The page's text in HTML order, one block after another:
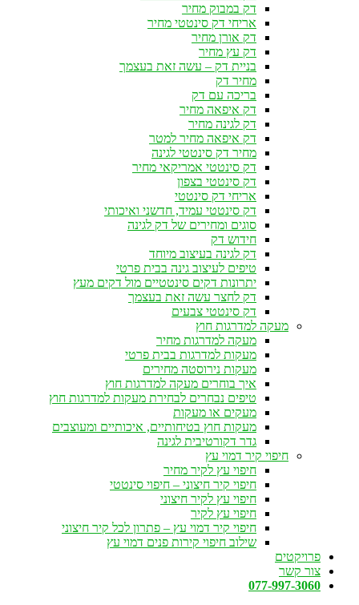
דק במבוק מחיר
אריחי דק סינטטי מחיר
דק אורן מחיר
דק עץ מחיר
בניית דק – עשה זאת בעצמך
מחיר דק
בריכה עם דק
דק איפאה מחיר
דק לגינה מחיר
דק איפאה מחיר למטר
מחיר דק סינטטי לגינה
דק סינטטי אמריקאי מחיר
דק סינטטי בצפון
אריחי דק סינטטי
דק סינטטי עמיד, חדשני ואיכותי
סוגים ומחירים של דק לגינה
חידוש דק
דק לגינה בעיצוב מיוחד
טיפים לעיצוב גינה בבית פרטי
יתרונות דקים סינטטיים מול דקים מעץ
דק לחצר עשה זאת בעצמך
דק סינטטי צבעים
מעקה למדרגות חוץ
מעקה למדרגות מחיר
מעקות למדרגות בבית פרטי
מעקות נירוסטה מחירים
איך בוחרים מעקה למדרגות חוץ
טיפים נבחרים לבחירת מעקות למדרגות חוץ
מעקים או מעקות
מעקות חוץ בטיחותיים, איכותיים ומעוצבים
גדר דקורטיבית לגינה
חיפוי קיר דמוי עץ
חיפוי עץ לקיר מחיר
חיפוי קיר חיצוני – חיפוי סינטטי
חיפוי עץ לקיר חיצוני
חיפוי עץ לקיר
חיפוי קיר דמוי עץ – פתרון לכל קיר חיצוני
שילוב חיפוי קירות פנים דמוי עץ
פרויקטים
צור קשר
077-997-3060